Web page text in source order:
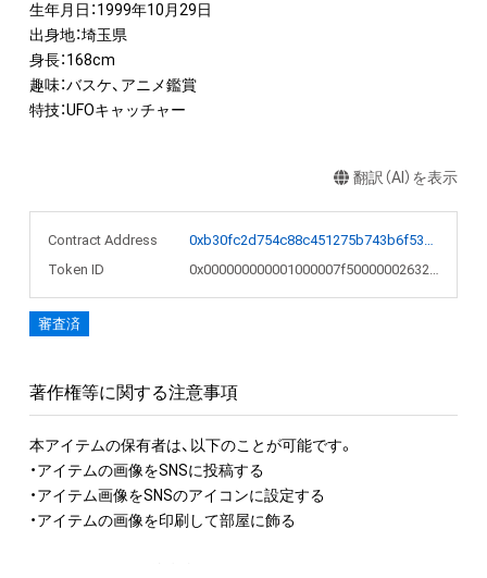
生年月日：1999年10月29日
出身地：埼玉県
身長：168cm
趣味：バスケ、アニメ鑑賞
特技：UFOキャッチャー
翻訳（AI）を表示
Contract Address
0xb30fc2d754c88c451275b743b6f530f19f643683
Token ID
0x000000000001000007f5000000263223
審査済
著作権等に関する注意事項
本アイテムの保有者は、以下のことが可能です。
・アイテムの画像をSNSに投稿する
・アイテム画像をSNSのアイコンに設定する
・アイテムの画像を印刷して部屋に飾る